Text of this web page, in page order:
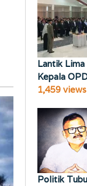
Lantik Lima
Kepala
1,459 views
Politik